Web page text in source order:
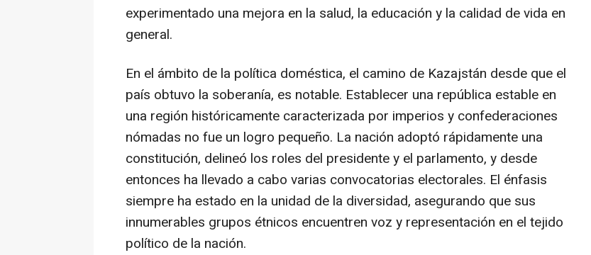
experimentado una mejora en la salud, la educación y la calidad de vida en
general.
En el ámbito de la política doméstica, el camino de Kazajstán desde que el
país obtuvo la soberanía, es notable. Establecer una república estable en
una región históricamente caracterizada por imperios y confederaciones
nómadas no fue un logro pequeño. La nación adoptó rápidamente una
constitución, delineó los roles del presidente y el parlamento, y desde
entonces ha llevado a cabo varias convocatorias electorales. El énfasis
siempre ha estado en la unidad de la diversidad, asegurando que sus
innumerables grupos étnicos encuentren voz y representación en el tejido
político de la nación.